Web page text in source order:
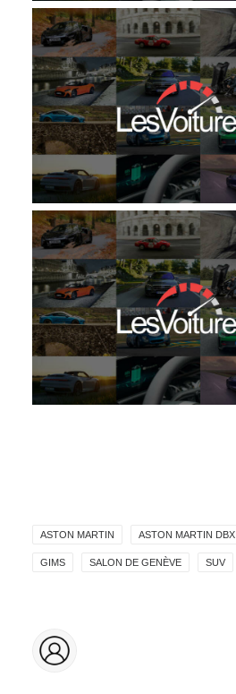
ASTON MARTIN ASTON MARTIN DBX
GIMS SALON DE GENÈVE SUV